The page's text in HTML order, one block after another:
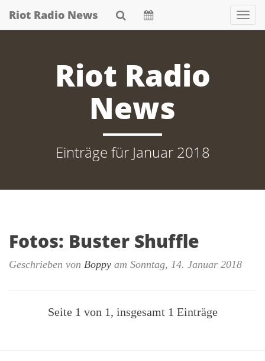
SkipRiot Radio News
Riot Radio
News
Einträge für Januar 2018
Fotos: Buster Shuffle
Geschrieben von Boppy am Sonntag, 14. Januar 2018
Seite 1 von 1, insgesamt 1 Einträge